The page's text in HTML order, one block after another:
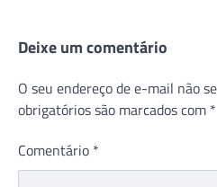
Deixe um comentário
O seu endereço de e-mail não
obrigatórios são marcados com *
Comentário *